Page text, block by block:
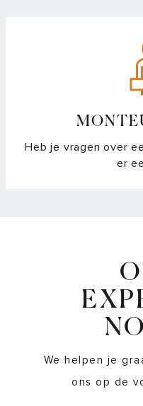
Heb je vragen over
er
We helpen je
ons op de